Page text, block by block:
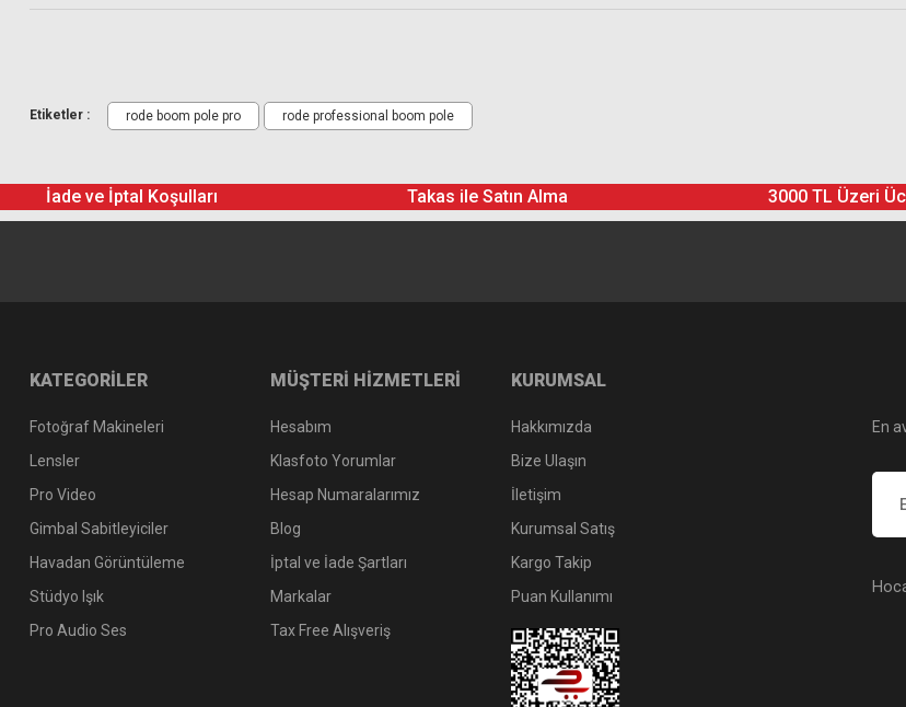
Etiketler : rode boom pole pro rode professional boom pole
İade ve İptal Koşulları Takas ile Satın Alma 3000 TL Üzeri
KATEGORİLER
Fotoğraf Makineleri
Lensler
Pro Video
Gimbal Sabitleyiciler
Havadan Görüntüleme
Stüdyo Işık
Pro Audio Ses
MÜŞTERİ HİZMETLERİ
Hesabım
Klasfoto Yorumlar
Hesap Numaralarımız
Blog
İptal ve İade Şartları
Markalar
Tax Free Alışveriş
KURUMSAL
Hakkımızda
Bize Ulaşın
İletişim
Kurumsal Satış
Kargo Takip
Puan Kullanımı
En